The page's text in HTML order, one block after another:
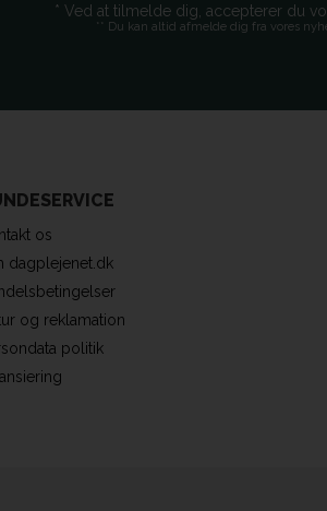
* Ved at tilmelde dig, accepterer du
** Du kan altid afmelde dig fra vores
os
dagplejenet.dk
og reklamation
politik